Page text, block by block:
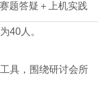
赛题答疑＋上机实践
40人。
具，围绕研讨会所